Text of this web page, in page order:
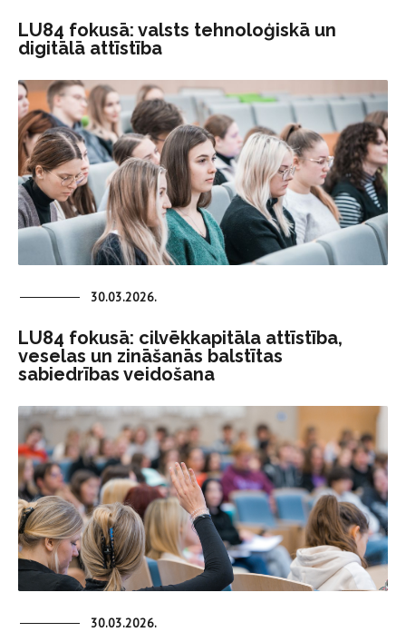
LU84 fokusā: valsts tehnoloģiskā un
digitālā attīstība
30.03.2026.
LU84 fokusā: cilvēkkapitāla attīstība,
veselas un zināšanās balstītas
sabiedrības veidošana
30.03.2026.